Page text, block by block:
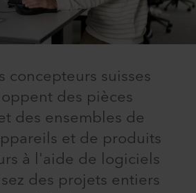
concepteurs suisses
des pièces
des ensembles de
et de produits
à l'aide de logiciels
des projets entiers